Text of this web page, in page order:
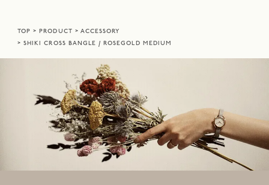
TOP PRODUCT
ACCESSORY
SHIKI CROSS BANGLE / ROSEGOLD MEDIUM